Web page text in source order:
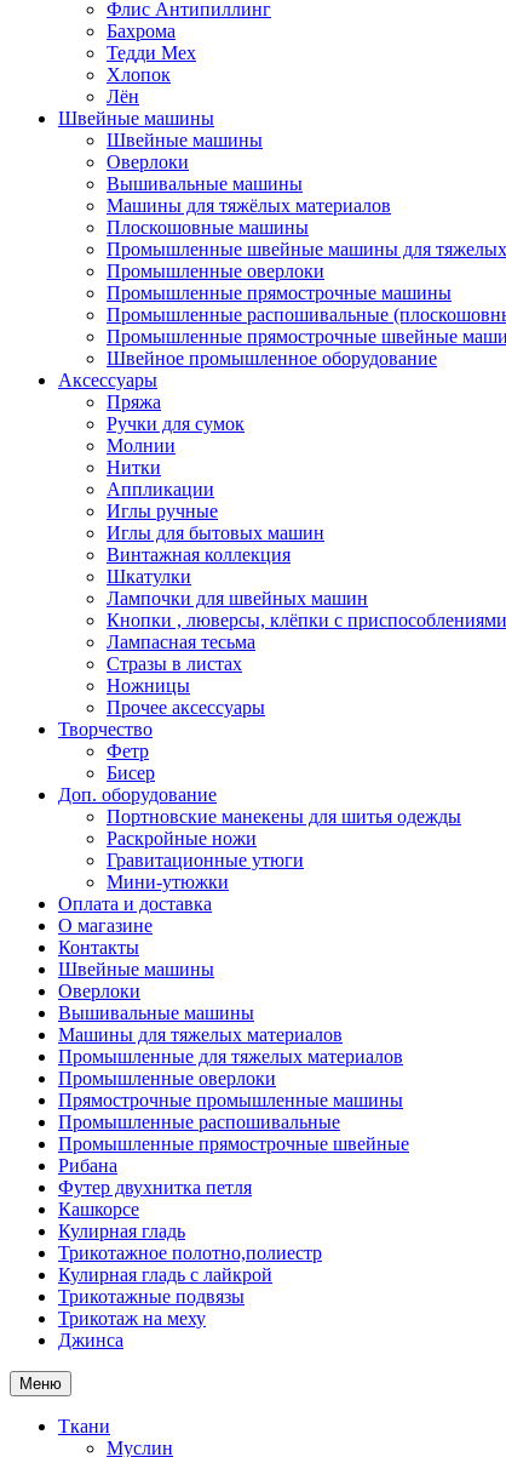
Флис Антипиллинг
Бахрома
Тедди Мех
Хлопок
Лён
Швейные машины
Швейные машины
Оверлоки
Вышивальные машины
Машины для тяжёлых материалов
Плоскошовные машины
Промышленные швейные машины для тяжелых
Промышленные оверлоки
Промышленные прямострочные машины
Промышленные распошивальные
Промышленные прямострочные швейные
Швейное промышленное оборудование
Аксессуары
Пряжа
Ручки для сумок
Молнии
Нитки
Аппликации
Иглы ручные
Иглы для бытовых машин
Винтажная коллекция
Шкатулки
Лампочки для швейных машин
Кнопки , люверсы, клёпки с
Лампасная тесьма
Стразы в листах
Ножницы
Прочее аксессуары
Творчество
Фетр
Бисер
Доп. оборудование
Портновские манекены для шитья одежды
Раскройные ножи
Гравитационные утюги
Мини-утюжки
Оплата и доставка
О магазине
Контакты
Швейные машины
Оверлоки
Вышивальные машины
Машины для тяжелых материалов
Промышленные для тяжелых материалов
Промышленные оверлоки
Прямострочные промышленные машины
Промышленные распошивальные
Промышленные прямострочные швейные
Рибана
Футер двухнитка петля
Кашкорсе
Кулирная гладь
Трикотажное полотно,полиестр
Кулирная гладь с лайкрой
Трикотажные подвязы
Трикотаж на меху
Джинса
Меню
Ткани
Муслин